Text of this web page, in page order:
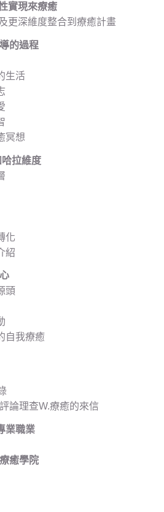
實現來療癒
更深維度整合到療癒計畫
導的過程
生活
冥想
哈拉維度
化
紹
心
頭
自我療癒
論理查W.療癒的來信
業職業
療癒學院